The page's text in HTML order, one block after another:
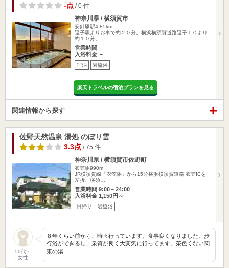
-点 / 0 件
神奈川県 / 横須賀市
安針塚駅4.85km
逗子駅よりお車で約２０分。横浜横須賀道路逗子ＩＣより
約１０分。
営業時間
入浴料金 ～
宿泊 岩盤浴
楽天トラベルの宿泊プランを見る
関連情報から探す
佐野天然温泉 湯処 のぼり雲
3.3点 / 75 件
神奈川県 / 横須賀市佐野町
衣笠駅990m
JR横須賀線「衣笠駅」から15分横浜横須賀道路 衣笠ICを
左折、横須…
営業時間 9:00～24:00
入浴料金 1,150円～
日帰り 岩盤浴
50代～
女性
８年くらい前から、時々行っています。食事良くなりました。歩
行浴ができるし、泉質が良く大変気に行ってます。茶色くない関
東の湯…